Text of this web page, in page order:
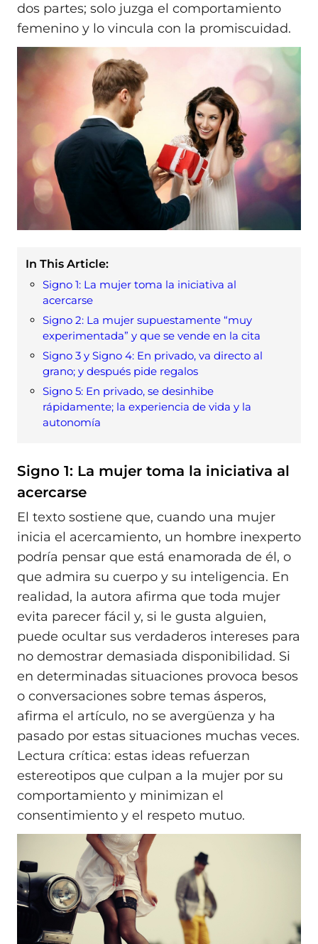
dos partes; solo juzga el comportamiento
femenino y lo vincula con la promiscuidad.
In This Article:
Signo 1: La mujer toma la iniciativa al
acercarse
Signo 2: La mujer supuestamente “muy
experimentada” y que se vende en la cita
Signo 3 y Signo 4: En privado, va directo al
grano; y después pide regalos
Signo 5: En privado, se desinhibe
rápidamente; la experiencia de vida y la
autonomía
Signo 1: La mujer toma la iniciativa al
acercarse
El texto sostiene que, cuando una mujer
inicia el acercamiento, un hombre inexperto
podría pensar que está enamorada de él, o
que admira su cuerpo y su inteligencia. En
realidad, la autora afirma que toda mujer
evita parecer fácil y, si le gusta alguien,
puede ocultar sus verdaderos intereses para
no demostrar demasiada disponibilidad. Si
en determinadas situaciones provoca besos
o conversaciones sobre temas ásperos,
afirma el artículo, no se avergüenza y ha
pasado por estas situaciones muchas veces.
Lectura crítica: estas ideas refuerzan
estereotipos que culpan a la mujer por su
comportamiento y minimizan el
consentimiento y el respeto mutuo.